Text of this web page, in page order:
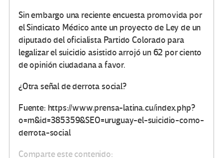
Sin embargo una reciente encuesta promovida por
el Sindicato Médico ante un proyecto de Ley de un
diputado del oficialista Partido Colorado para
legalizar el suicidio asistido arrojó un 62 por ciento
de opinión ciudadana a favor.
¿Otra señal de derrota social?
Fuente: https://www.prensa-latina.cu/index.php?
o=rn&id=385359&SEO=uruguay-el-suicidio-como-
derrota-social
Comparte este contenido: